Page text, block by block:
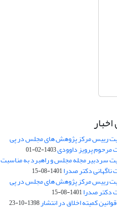
رییس مرکز پژوهش های مجلس در پی
پرویز داوودی1403-02-01
سردبیر مجله مجلس و راهبرد به مناسبت
دکتر صدرا1401-08-15
رییس مرکز پژوهش های مجلس در پی
صدرا1401-08-15
کمیته اخلاق در انتشار1398-10-23